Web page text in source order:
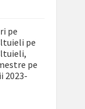
pe
pe
pe
2023-